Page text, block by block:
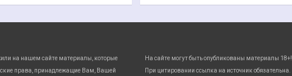
на нашем сайте материалы, которые
права, принадлежащие Вам, Вашей
На сайте могут быть опубликованы материалы 18+!
При цитировании ссылка на источник обязательна.